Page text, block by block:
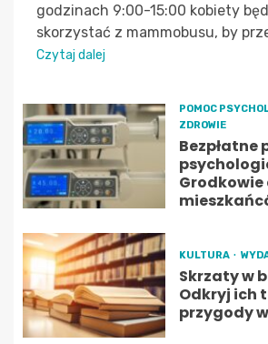
godzinach 9:00-15:00 kobiety
skorzystać z mammobusu, by
Czytaj dalej
POMOC
ZDROWIE
Bezpłatne
Grodkowie
KULTURA
Skrzaty w
Odkryj ich
przygody